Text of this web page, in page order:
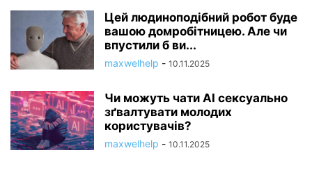
Цей людиноподібний робот буде
вашою домробітницею. Але чи
впустили б ви...
maxwelhelp - 10.11.2025
Чи можуть чати AI сексуально
зґвалтувати молодих
користувачів?
maxwelhelp - 10.11.2025